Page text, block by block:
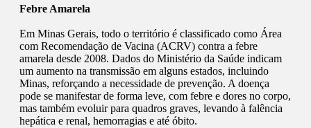
Febre Amarela
Em Minas Gerais, todo o território é classificado como Área
com Recomendação de Vacina (ACRV) contra a febre
amarela desde 2008. Dados do Ministério da Saúde indicam
um aumento na transmissão em alguns estados, incluindo
Minas, reforçando a necessidade de prevenção. A doença
pode se manifestar de forma leve, com febre e dores no corpo,
mas também evoluir para quadros graves, levando à falência
hepática e renal, hemorragias e até óbito.